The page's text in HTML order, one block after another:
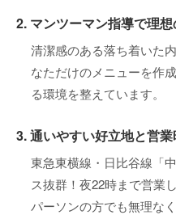
2. マンツーマン指導で理
清潔感のある落ち着いた
なただけのメニューを作
る環境を整えています。
3. 通いやすい好立地と営
東急東横線・日比谷線「
ス抜群！夜22時まで営業
パーソンの方でも無理な